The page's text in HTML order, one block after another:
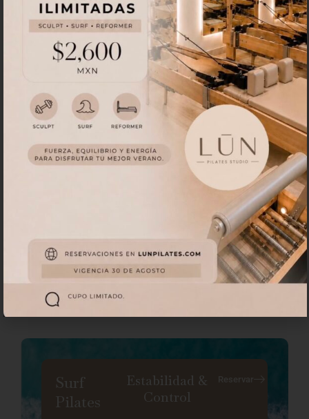
Barre
Postura &
Tonificación
Reservar
Surf
Pilates
Estabilidad &
Control